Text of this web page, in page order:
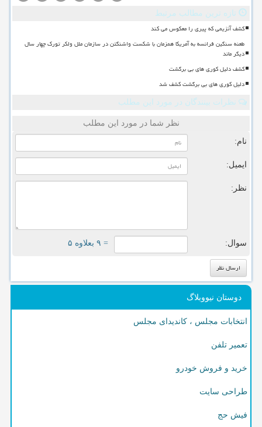
تازه ترین مطالب مرتبط
کشف آنزیمی که پیری را معکوس می کند
طعنه سنگین فرانسه به آمریکا همزمان با شکست واشنگتن در سازمان ملل ولکر تورک چهار سال
دیگر ماند
کشف دلیل کوری های بی برگشت
دلیل کوری های بی برگشت کشف شد
نظرات بینندگان در مورد این مطلب
نظر شما در مورد این مطلب
نام:
ایمیل:
نظر:
سوال: = ۹ بعلاوه ۵
دوستان نیووبلاگ
انتخابات مجلس ، کاندیدای مجلس
تعمیر تلفن
خرید و فروش خودرو
طراحی سایت
فیش حج